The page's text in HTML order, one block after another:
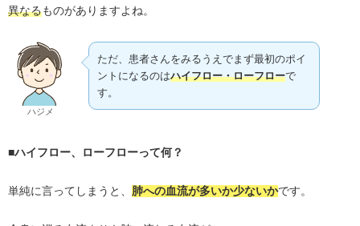
異なるものがありますよね。
ハジメ
ただ、患者さんをみるうえでまず最初のポイ
ントになるのはハイフロー・ローフローで
す。
■ハイフロー、ローフローって何？
単純に言ってしまうと、 肺への血流が多いか少ないかです。